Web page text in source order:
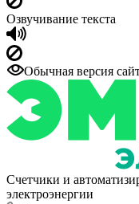
Озвучивание текста
Обычная версия
Счетчики и
электроэнергии